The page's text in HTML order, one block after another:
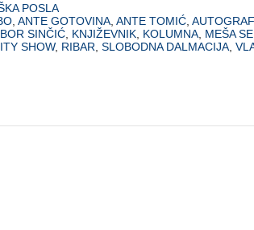
POSLA
ANTE GOTOVINA ANTE TOMIĆ
SINČIĆ KNJIŽEVNIK KOLUMNA MEŠA
SHOW, RIBAR SLOBODNA DALMACIJA